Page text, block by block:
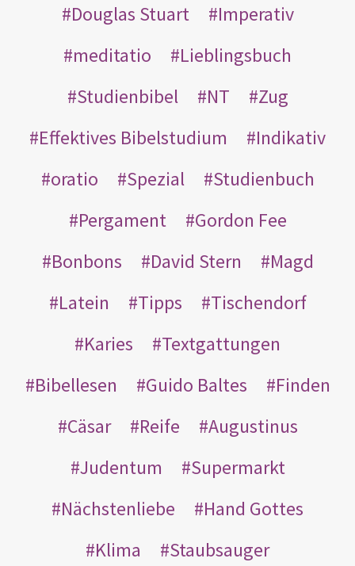
Douglas Stuart
Imperativ
meditatio
Lieblingsbuch
Studienbibel
NT
Zug
Effektives Bibelstudium
Indikativ
oratio
Spezial
Studienbuch
Pergament
Gordon Fee
Bonbons
David Stern
Magd
Latein
Tipps
Tischendorf
Karies
Textgattungen
Bibellesen
Guido Baltes
Finden
Cäsar
Reife
Augustinus
Judentum
Supermarkt
Nächstenliebe
Hand Gottes
Klima
Staubsauger